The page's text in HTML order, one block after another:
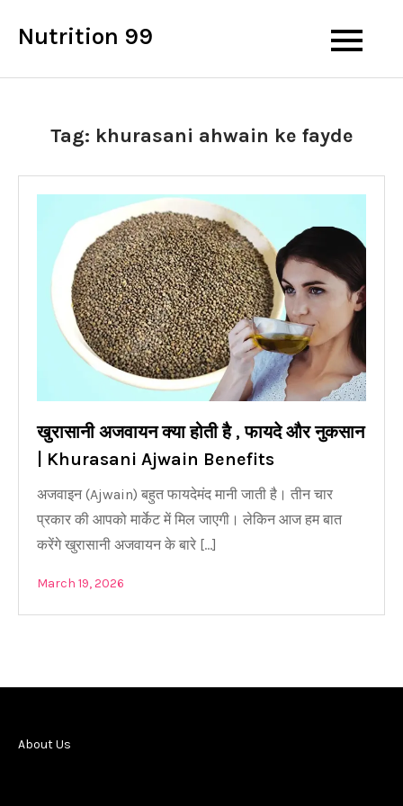
Nutrition 99
Tag: khurasani ahwain ke fayde
खुरासानी अजवायन क्या होती है , फायदे और नुकसान
| Khurasani Ajwain Benefits
अजवाइन (Ajwain) बहुत फायदेमंद मानी जाती है। तीन चार
प्रकार की आपको मार्केट में मिल जाएगी। लेकिन आज हम बात
करेंगे खुरासानी अजवायन के बारे […]
March 19, 2026
About Us